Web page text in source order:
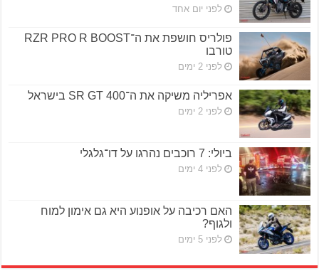
לפני יום אחד
פולריס חושפת את ה־RZR PRO R BOOST
טורבו
לפני 2 ימים
אפריליה משיקה את ה־SR GT 400 בישראל
לפני 2 ימים
ביולי: 7 רוכבים נהרגו על דו־גלגלי
לפני 4 ימים
האם רכיבה על אופנוע היא גם אימון למוח
ולגוף?
לפני 5 ימים